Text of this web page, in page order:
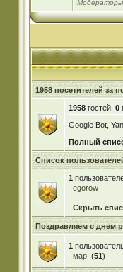
1958 посетителей за
1958гостей, 0
Google Bot,
Полный
Список
1
egorow
Скрыть
Поздравляем с днем
1
мар (51)